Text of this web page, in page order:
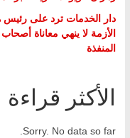
دار الخدمات ترد على رئيس
الأزمة لا ينهي معاناة
المنفذة
الأكثر قراءة
Sorry. No data so far.